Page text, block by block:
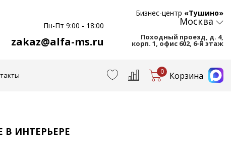
Пн-Пт 9:00 - 18:00
zakaz@alfa-ms.ru
Бизнес-центр «Тушино»
Москва
Походный проезд, д. 4,
корп. 1, офис 602, 6-й этаж
0 Корзина
ИНТЕРЬЕРЕ